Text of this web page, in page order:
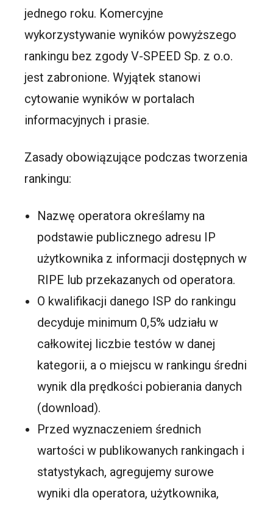
jednego roku. Komercyjne
wykorzystywanie wyników powyższego
rankingu bez zgody V-SPEED Sp. z o.o.
jest zabronione. Wyjątek stanowi
cytowanie wyników w portalach
informacyjnych i prasie.
Zasady obowiązujące podczas tworzenia
rankingu:
Nazwę operatora określamy na
podstawie publicznego adresu IP
użytkownika z informacji dostępnych w
RIPE lub przekazanych od operatora.
O kwalifikacji danego ISP do rankingu
decyduje minimum 0,5% udziału w
całkowitej liczbie testów w danej
kategorii, a o miejscu w rankingu średni
wynik dla prędkości pobierania danych
(download).
Przed wyznaczeniem średnich
wartości w publikowanych rankingach i
statystykach, agregujemy surowe
wyniki dla operatora, użytkownika,